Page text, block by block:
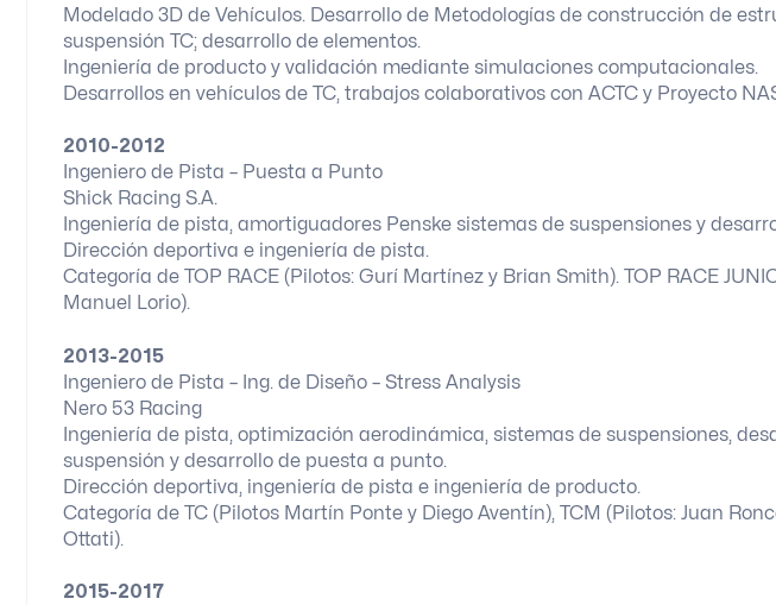
Modelado 3D de Vehículos. Desarrollo de Metodologías de construcción de
suspensión TC; desarrollo de elementos.
Ingeniería de producto y validación mediante simulaciones computacionales.
Desarrollos en vehículos de TC, trabajos colaborativos con ACTC y Proyecto
2010-2012
Ingeniero de Pista – Puesta a Punto
Shick Racing S.A.
Ingeniería de pista, amortiguadores Penske sistemas de suspensiones y
Dirección deportiva e ingeniería de pista.
Categoría de TOP RACE (Pilotos: Gurí Martínez y Brian Smith). TOP RACE
Manuel Lorio).
2013-2015
Ingeniero de Pista – Ing. de Diseño – Stress Analysis
Nero 53 Racing
Ingeniería de pista, optimización aerodinámica, sistemas de suspensiones,
suspensión y desarrollo de puesta a punto.
Dirección deportiva, ingeniería de pista e ingeniería de producto.
Categoría de TC (Pilotos Martín Ponte y Diego Aventín), TCM (Pilotos: Juan
Ottati).
2015-2017